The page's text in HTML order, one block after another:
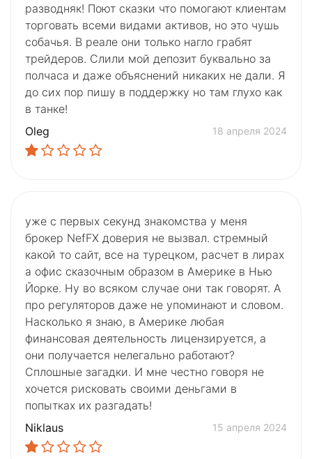
разводняк! Поют сказки что помогают клиентам
торговать всеми видами активов, но это чушь
собачья. В реале они только нагло грабят
трейдеров. Слили мой депозит буквально за
полчаса и даже объяснений никаких не дали. Я
до сих пор пишу в поддержку но там глухо как
в танке!
Oleg
18 апреля 2024
уже с первых секунд знакомства у меня
брокер NefFX доверия не вызвал. стремный
какой то сайт, все на турецком, расчет в лирах
а офис сказочным образом в Америке в Нью
Йорке. Ну во всяком случае они так говорят. А
про регуляторов даже не упоминают и словом.
Насколько я знаю, в Америке любая
финансовая деятельность лицензируется, а
они получается нелегально работают?
Сплошные загадки. И мне честно говоря не
хочется рисковать своими деньгами в
попытках их разгадать!
Niklaus
15 апреля 2024